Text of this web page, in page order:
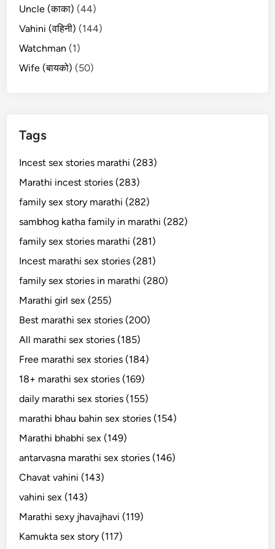
Uncle (काका) (44)
Vahini (वहिनी) (144)
Watchman (1)
Wife (बायको) (50)
Tags
Incest sex stories marathi (283)
Marathi incest stories (283)
family sex story marathi (282)
sambhog katha family in marathi (282)
family sex stories marathi (281)
Incest marathi sex stories (281)
family sex stories in marathi (280)
Marathi girl sex (255)
Best marathi sex stories (200)
All marathi sex stories (185)
Free marathi sex stories (184)
18+ marathi sex stories (169)
daily marathi sex stories (155)
marathi bhau bahin sex stories (154)
Marathi bhabhi sex (149)
antarvasna marathi sex stories (146)
Chavat vahini (143)
vahini sex (143)
Marathi sexy jhavajhavi (119)
Kamukta sex story (117)